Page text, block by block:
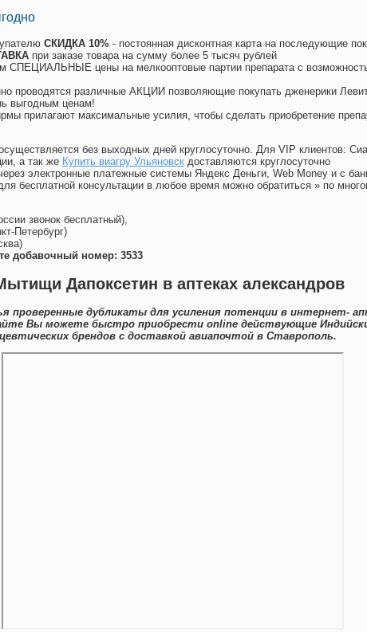
СКИДКА 10% - постоянная дисконтная карта на последующие
при заказе товара на сумму более 5 тысяч рублей
СПЕЦИАЛЬНЫЕ цены на мелкооптовые партии препарата с
проводятся различные АКЦИИ позволяющие покупать дженерики
выгодным ценам!
прилагают максимальные усилия, чтобы сделать приобретение
без выходных дней круглосуточно. Для VIP клиентов:
а так же Купить виагру Ульяновск доставляются круглосуточно
электронные платежные системы Яндекс Деньги, Web Money и с
бесплатной консультации в любое время можно обратиться » по
звонок бесплатный),
Петербург)
добавочный номер: 3533
Дапоксетин в аптеках александров
проверенные дубликаты для усиления потенции в интернет-
Вы можете быстро приобрести online действующие
брендов с доставкой авиапочтой в Ставрополь.